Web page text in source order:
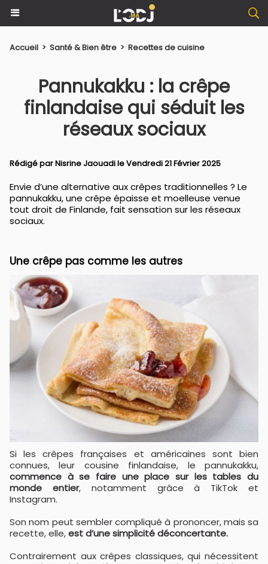
Accueil > Santé & Bien être > Recettes de cuisine
Pannukakku : la crêpe
finlandaise qui séduit les
réseaux sociaux
Rédigé parNisrine Jaouadile Vendredi 21 Février 2025
Envie d’une alternative aux crêpes traditionnelles ? Le
pannukakku, une crêpe épaisse et moelleuse venue
tout droit de Finlande, fait sensation sur les réseaux
sociaux.
Une crêpe pas comme les autres
Si les crêpes françaises et américaines sont bien
connues, leur cousine finlandaise, le pannukakku,
commence à se faire une place sur les tables du
monde entier, notamment grâce à TikTok et
Instagram.
Son nom peut sembler compliqué à prononcer, mais sa
recette, elle,est d’une simplicité déconcertante.
Contrairement aux crêpes classiques, qui nécessitent